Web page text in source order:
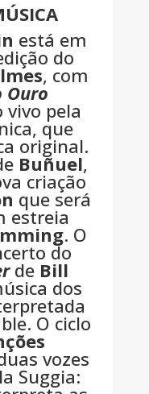
está em
do
, com
Ouro
vivo pela
que
original.
Buñuel,
criação
que será
estreia
. O
do
de Bill
dos
O ciclo
vozes
Suggia: